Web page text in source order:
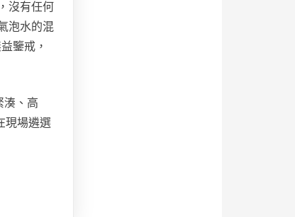
，沒有任何
泡水的混
鑒戒，
湊、高
現場遴選